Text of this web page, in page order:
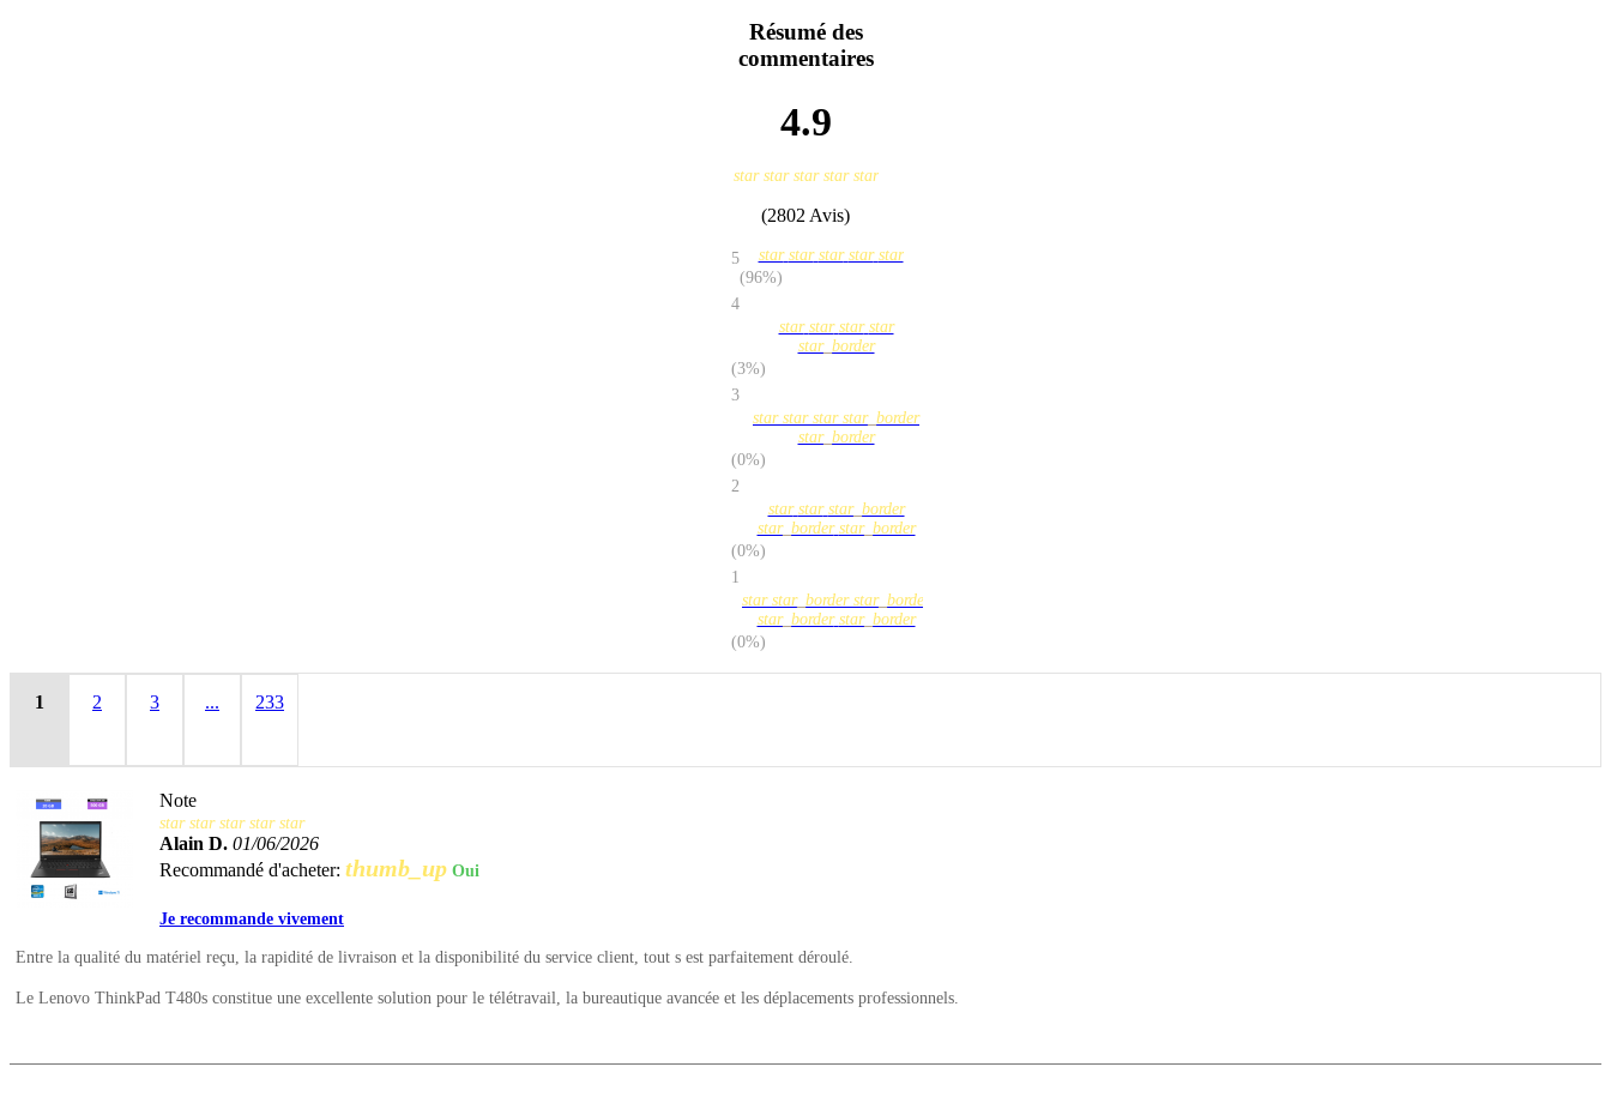
Résumé des
commentaires
4.9
star star star star star
(2802 Avis)
5 star star star star star
(96%)
4
star star star star
star_border
(3%)
3
star star star star_border
star_border
(0%)
2
star star star_border
star_border star_border
(0%)
1
star star_border star_border
star_border star_border
(0%)
1 2 3 ... 233
Note
star star star star star
Alain D. 01/06/2026
Recommandé d'acheter: thumb_up Oui
Je recommande vivement
Entre la qualité du matériel reçu, la rapidité de livraison et la disponibilité du service client, tout s est parfaitement déroulé.
Le Lenovo ThinkPad T480s constitue une excellente solution pour le télétravail, la bureautique avancée et les déplacements professionnels.